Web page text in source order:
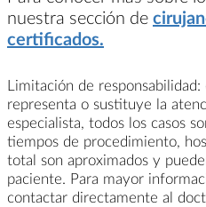
nuestra sección de
certificados.
Limitación de
representa o sustituye la
especialista, todos los casos
tiempos de procedimiento,
total son aproximados y
paciente. Para mayor
contactar directamente al